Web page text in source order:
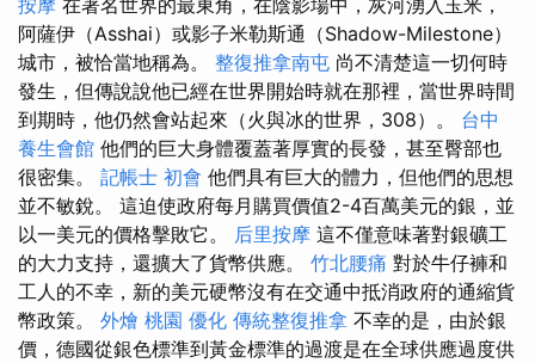
按摩 在著名世界的最東角，在陰影場中，灰河湧入玉米，
阿薩伊（Asshai）或影子米勒斯通（Shadow-Milestone）
城市，被恰當地稱為。 整復推拿南屯 尚不清楚這一切何時
發生，但傳說說他已經在世界開始時就在那裡，當世界時間
到期時，他仍然會站起來（火與冰的世界，308）。 台中
養生會館 他們的巨大身體覆蓋著厚實的長發，甚至臀部也
很密集。 記帳士 初會 他們具有巨大的體力，但他們的思想
並不敏銳。 這迫使政府每月購買價值2-4百萬美元的銀，並
以一美元的價格擊敗它。 后里按摩 這不僅意味著對銀礦工
的大力支持，還擴大了貨幣供應。 竹北腰痛 對於牛仔褲和
工人的不幸，新的美元硬幣沒有在交通中抵消政府的通縮貨
幣政策。 外燴 桃園 優化 傳統整復推拿 不幸的是，由於銀
價，德國從銀色標準到黃金標準的過渡是在全球供應過度供